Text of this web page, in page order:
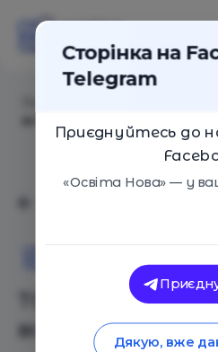
ТОП-10 ВНЗ: які
вступники
Сторінка на
Telegram
Приєднуйтесь до
«Освіта Нова» — у
Дякую, вже